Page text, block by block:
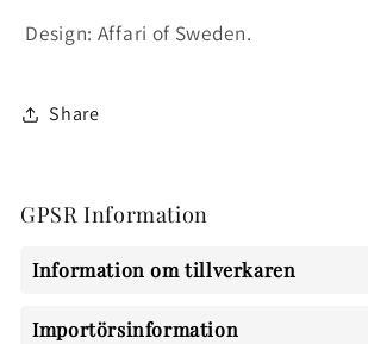
Design: Affari of Sweden.
Share
GPSR Information
Information om tillverkaren
Importörsinformation